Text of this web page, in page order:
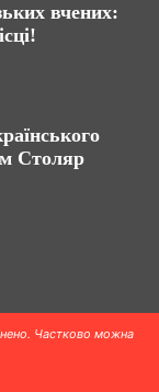
вчених:
Столяр
Частково можна